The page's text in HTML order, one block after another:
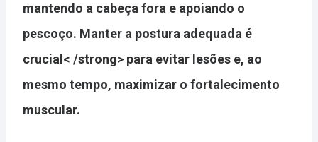
mantendo a cabeça fora e apoiando o
pescoço. Manter a postura adequada é
crucial< /strong> para evitar lesões e, ao
mesmo tempo, maximizar o fortalecimento
muscular.